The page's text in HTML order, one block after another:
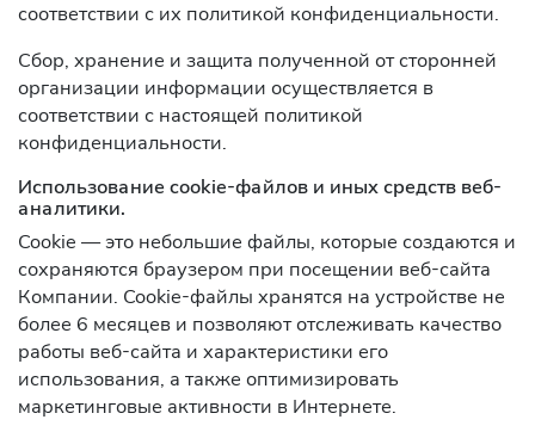
соответствии с их политикой конфиденциальности.
Сбор, хранение и защита полученной от сторонней
организации информации осуществляется в
соответствии с настоящей политикой
конфиденциальности.
Использование cookie-файлов и иных средств веб-
аналитики.
Cookie — это небольшие файлы, которые создаются и
сохраняются браузером при посещении веб-сайта
Компании. Cookie-файлы хранятся на устройстве не
более 6 месяцев и позволяют отслеживать качество
работы веб-сайта и характеристики его
использования, а также оптимизировать
маркетинговые активности в Интернете.